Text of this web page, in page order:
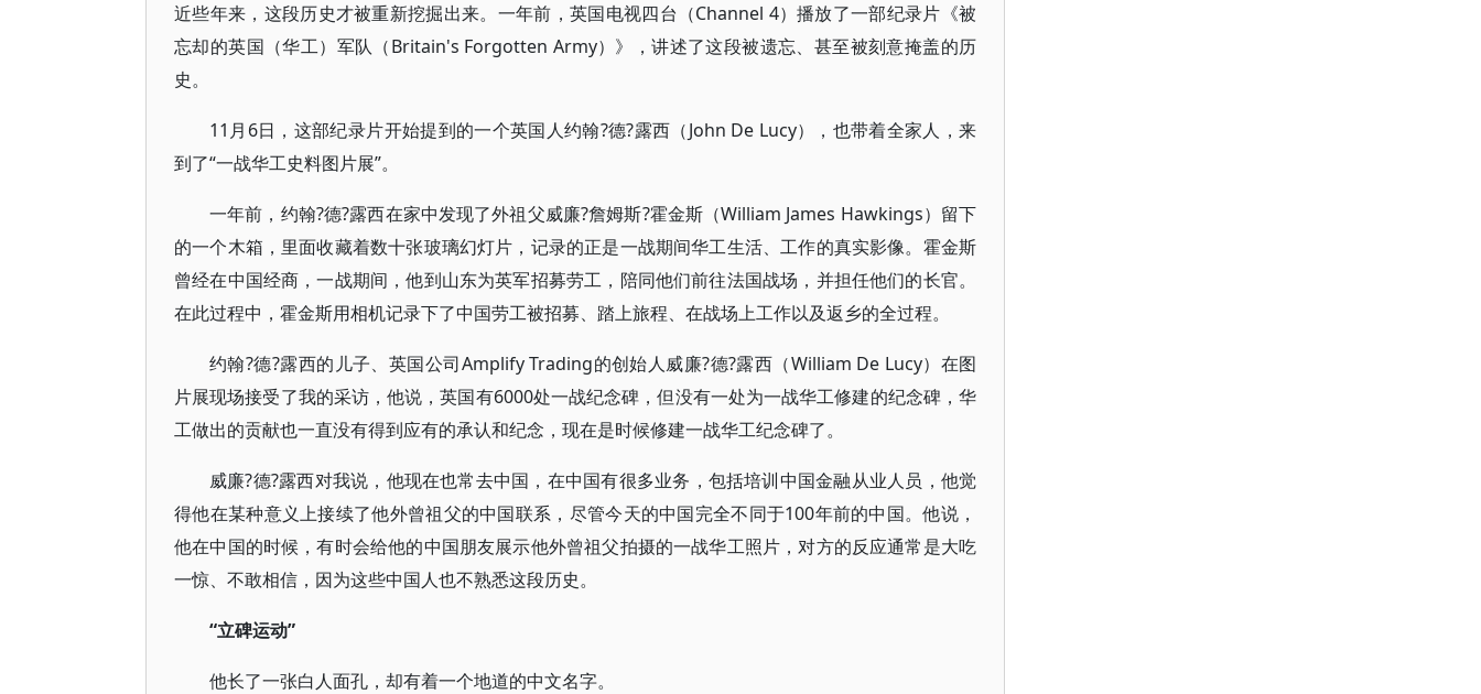
近些年来，这段历史才被重新挖掘出来。一年前，英国电视四台（Channel 4）播放了一部纪录片《被
忘却的英国（华工）军队（Britain's Forgotten Army）》，讲述了这段被遗忘、甚至被刻意掩盖的历
史。
11月6日，这部纪录片开始提到的一个英国人约翰?德?露西（John De Lucy），也带着全家人，来
到了“一战华工史料图片展”。
一年前，约翰?德?露西在家中发现了外祖父威廉?詹姆斯?霍金斯（William James Hawkings）留下
的一个木箱，里面收藏着数十张玻璃幻灯片，记录的正是一战期间华工生活、工作的真实影像。霍金斯
曾经在中国经商，一战期间，他到山东为英军招募劳工，陪同他们前往法国战场，并担任他们的长官。
在此过程中，霍金斯用相机记录下了中国劳工被招募、踏上旅程、在战场上工作以及返乡的全过程。
约翰?德?露西的儿子、英国公司Amplify Trading的创始人威廉?德?露西（William De Lucy）在图
片展现场接受了我的采访，他说，英国有6000处一战纪念碑，但没有一处为一战华工修建的纪念碑，华
工做出的贡献也一直没有得到应有的承认和纪念，现在是时候修建一战华工纪念碑了。
威廉?德?露西对我说，他现在也常去中国，在中国有很多业务，包括培训中国金融从业人员，他觉
得他在某种意义上接续了他外曾祖父的中国联系，尽管今天的中国完全不同于100年前的中国。他说，
他在中国的时候，有时会给他的中国朋友展示他外曾祖父拍摄的一战华工照片，对方的反应通常是大吃
一惊、不敢相信，因为这些中国人也不熟悉这段历史。
“立碑运动”
他长了一张白人面孔，却有着一个地道的中文名字。